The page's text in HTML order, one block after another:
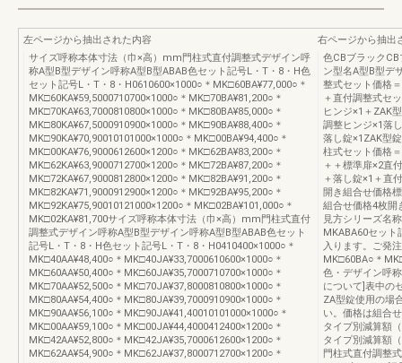
左ページから抽出された内容
サイズ呼称本体寸法（巾×高）mm門柱式直付調整式デザイン呼
称A型B型デザイン呼称A型B型ABAB色セット記号L・T・8・H色
セット記号L・T・8・H0610600×1000○＊MK□60BA¥77,000○＊
MK□60KA¥59,5000710700×1000○＊MK□70BA¥81,200○＊
MK□70KA¥63,7000810800×1000○＊MK□80BA¥85,000○＊
MK□80KA¥67,5000910900×1000○＊MK□90BA¥88,400○＊
MK□90KA¥70,90010101000×1000○＊MK□00BA¥94,400○＊
MK□00KA¥76,9000612600×1200○＊MK□62BA¥83,200○＊
MK□62KA¥63,9000712700×1200○＊MK□72BA¥87,200○＊
MK□72KA¥67,9000812800×1200○＊MK□82BA¥91,200○＊
MK□82KA¥71,9000912900×1200○＊MK□92BA¥95,200○＊
MK□92KA¥75,90010121000×1200○＊MK□02BA¥101,000○＊
MK□02KA¥81,700サイズ呼称本体寸法（巾×高）mm門柱式直付
調整式デザイン呼称A型B型デザイン呼称A型B型ABAB色セット
記号L・T・8・H色セット記号L・T・8・H0410400×1000○＊
MK□40AA¥48,400○＊MK□40JA¥33,7000610600×1000○＊
MK□60AA¥50,400○＊MK□60JA¥35,7000710700×1000○＊
MK□70AA¥52,500○＊MK□70JA¥37,8000810800×1000○＊
MK□80AA¥54,400○＊MK□80JA¥39,7000910900×1000○＊
MK□90AA¥56,100○＊MK□90JA¥41,40010101000×1000○＊
MK□00AA¥59,100○＊MK□00JA¥44,4000412400×1200○＊
MK□42AA¥52,800○＊MK□42JA¥35,7000612600×1200○＊
MK□62AA¥54,900○＊MK□62JA¥37,8000712700×1200○＊
右ページから抽出
色CBブラック
ン型名A型B型デ
整式セット価格
＋直付調整式セ
ヒンジ×1＋ZAK
調整ヒンジ×1落
落し錠×1ZAK型
柱式セット価格
＋＋標準扉×2直
＋落し錠×1＋直
開き組合せ価格
組合せ価格4枚開
見方シリーズ名
MKABA60セッ
入ります。ご発
MK□60BA○＊
色・デザイン呼
について]表中の
ZA型錠使用の場
い。価格は組合
タイプ別減算額
タイプ別減算額
門柱式直付調整